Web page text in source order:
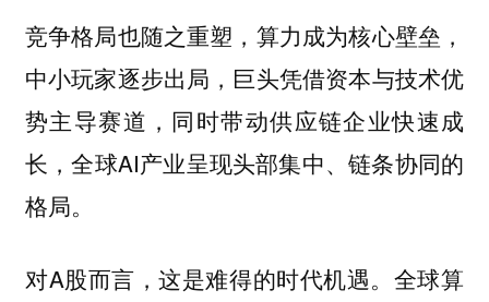
竞争格局也随之重塑，算力成为核心壁垒，
中小玩家逐步出局，巨头凭借资本与技术优
势主导赛道，同时带动供应链企业快速成
长，全球AI产业呈现头部集中、链条协同的
格局。
对A股而言，这是难得的时代机遇。全球算